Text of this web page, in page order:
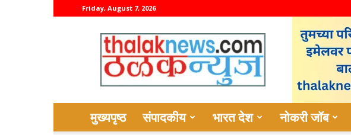
Friday, August 7, 2026
thalaknews
मुख्यपृष्ठ संपादकीय भारत देश नोकरी जॉब